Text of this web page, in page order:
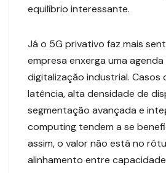
equilíbrio interessante.
Já o 5G privativo faz mais
empresa enxerga uma agenda
digitalização industrial. Casos
latência, alta densidade de
segmentação avançada e
computing tendem a se
assim, o valor não está no
alinhamento entre